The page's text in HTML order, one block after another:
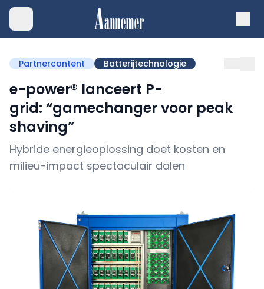
Partnercontent Batterijtechnologie
e-power® lanceert P-
grid: “gamechanger voor peak
shaving”
Hybride energieoplossing doet kosten en
milieu-impact spectaculair dalen